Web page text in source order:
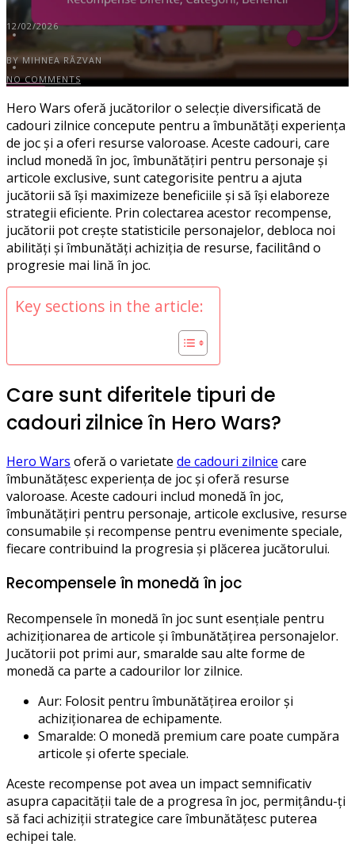
12/02/2026
BY MIHNEA RĂZVAN
NO COMMENTS
Hero Wars oferă jucătorilor o selecție diversificată de
cadouri zilnice concepute pentru a îmbunătăți experiența
de joc și a oferi resurse valoroase. Aceste cadouri, care
includ monedă în joc, îmbunătățiri pentru personaje și
articole exclusive, sunt categorisite pentru a ajuta
jucătorii să își maximizeze beneficiile și să își elaboreze
strategii eficiente. Prin colectarea acestor recompense,
jucătorii pot crește statisticile personajelor, debloca noi
abilități și îmbunătăți achiziția de resurse, facilitând o
progresie mai lină în joc.
Key sections in the article:
Care sunt diferitele tipuri de
cadouri zilnice în Hero Wars?
Hero Wars oferă o varietate de cadouri zilnice care
îmbunătățesc experiența de joc și oferă resurse
valoroase. Aceste cadouri includ monedă în joc,
îmbunătățiri pentru personaje, articole exclusive, resurse
consumabile și recompense pentru evenimente speciale,
fiecare contribuind la progresia și plăcerea jucătorului.
Recompensele în monedă în joc
Recompensele în monedă în joc sunt esențiale pentru
achiziționarea de articole și îmbunătățirea personajelor.
Jucătorii pot primi aur, smaralde sau alte forme de
monedă ca parte a cadourilor lor zilnice.
Aur: Folosit pentru îmbunătățirea eroilor și
achiziționarea de echipamente.
Smaralde: O monedă premium care poate cumpăra
articole și oferte speciale.
Aceste recompense pot avea un impact semnificativ
asupra capacității tale de a progresa în joc, permițându-ți
să faci achiziții strategice care îmbunătățesc puterea
echipei tale.